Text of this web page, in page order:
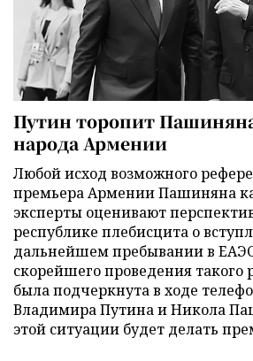
Путин торопит
народа Армении
Любой исход возможного
премьера Армении Пашиняна
эксперты оценивают
республике плебисцита о
дальнейшем пребывании в
скорейшего проведения такого
была подчеркнута в ходе
Владимира Путина и Никола
этой ситуации будет делать